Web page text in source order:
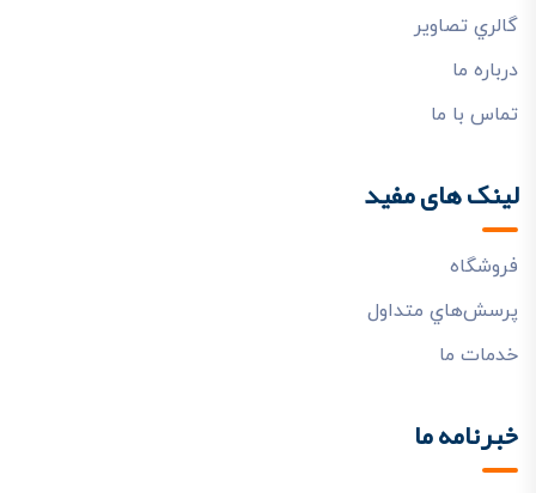
گالري تصاوير
درباره ما
تماس با ما
لینک های مفید
فروشگاه
پرسش‌هاي متداول
خدمات ما
خبرنامه ما